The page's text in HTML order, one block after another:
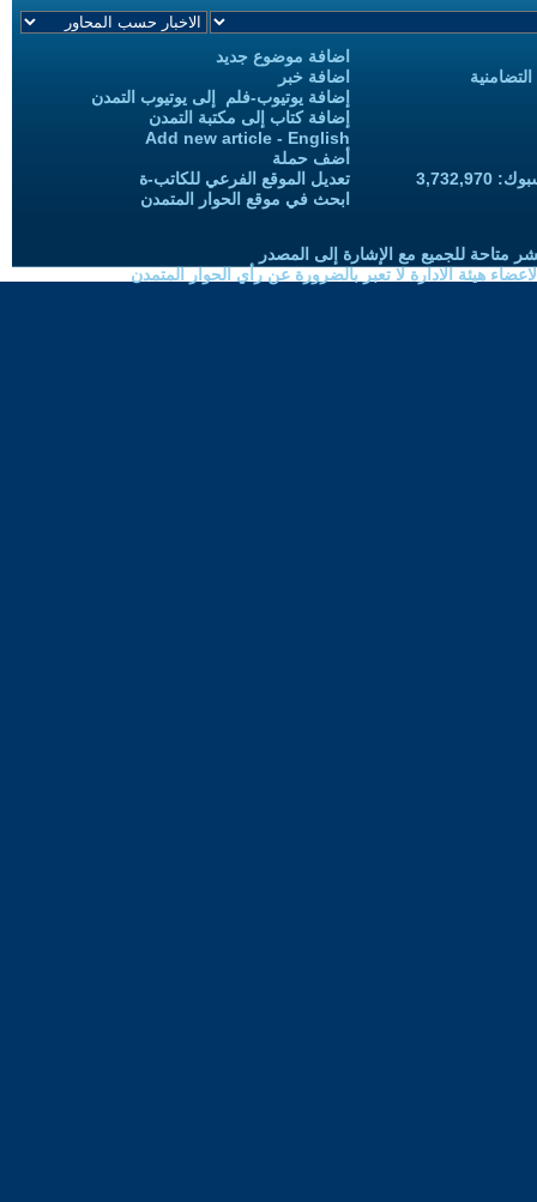
اضافة موضوع جديد
اضافة خبر
إضافة يوتيوب-فلم إلى يوتيوب التمدن
إضافة كتاب إلى مكتبة التمدن
Add new article - English
أضف حملة
تعديل الموقع الفرعي للكاتب-ة
ابحث في موقع الحوار المتمدن
متاحة للجميع مع الإشارة إلى المصدر
هيئة الادارة لا تعبر بالضرورة عن رأي الحوار المتمدن